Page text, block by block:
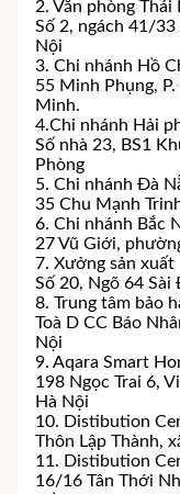
2. Văn phòng Thái
Số 2, ngách 41/
Nội
3. Chi nhánh Hồ
55 Minh Phụng,
Minh.
4.Chi nhánh Hải
Số nhà 23, BS1
Phòng
5. Chi nhánh Đà
35 Chu Mạnh
6. Chi nhánh Bắc
27 Vũ Giới,
7. Xưởng sản xuất
Số 20, Ngõ 64
8. Trung tâm bảo
Toà D CC Báo
Nội
9. Aqara Smart
198 Ngọc Trai 6,
Hà Nội
10. Distibution
Thôn Lập Thành,
11. Distibution
16/16 Tân Thới